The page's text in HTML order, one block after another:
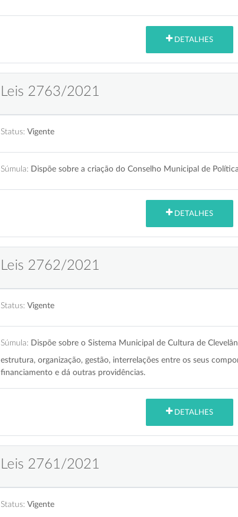
DETALHES
Leis 2763/2021
Status: Vigente
Súmula: Dispõe sobre a criação do Conselho Municipal de
DETALHES
Leis 2762/2021
Status: Vigente
Súmula: Dispõe sobre o Sistema Municipal de Cultura de
estrutura, organização, gestão, interrelações entre os seus
financiamento e dá outras providências.
DETALHES
Leis 2761/2021
Status: Vigente